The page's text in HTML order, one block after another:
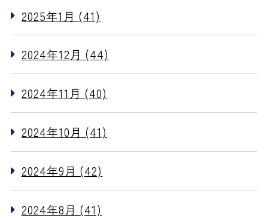
2025年1月 (41)
2024年12月 (44)
2024年11月 (40)
2024年10月 (41)
2024年9月 (42)
2024年8月 (41)